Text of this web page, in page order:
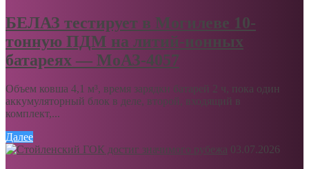
БЕЛАЗ тестирует в Могилеве 10-
тонную ПДМ на литий-ионных
батареях — МоАЗ-4057
Объем ковша 4,1 м³, время зарядки батарей 2 ч, пока один
аккумуляторный блок в деле, второй, входящий в
комплект,...
Далее
03.07.2026